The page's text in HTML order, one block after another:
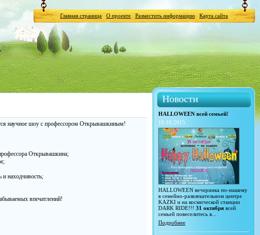
Главная страница О проекте Разместить информацию Карта сайта
научное шоу с профессором Открывашкиным!
Открывашкина;
и находчивость;
впечатлений!
Новости
HALLOWEEN всей семьей!
10.10.2015
HALLOWEEN вечеринка по-нашему
в семейно-развлекательном центре
KAZKI и на космической станции
DARK RIDE!!! 31 октября всей
семьей повеселитесь в...
Подробнее